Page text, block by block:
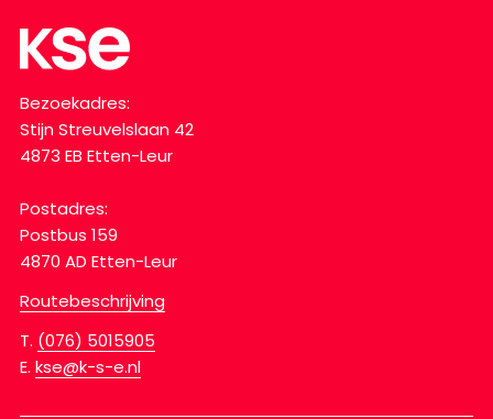
Bezoekadres:
Stijn Streuvelslaan 42
4873 EB Etten-Leur
Postadres:
Postbus 159
4870 AD Etten-Leur
Routebeschrijving
T. (076) 5015905
E. kse@k-s-e.nl